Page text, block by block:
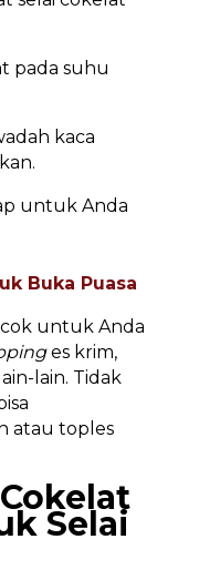
pada suhu
kaca
untuk Anda
Buka Puasa
untuk Anda
es krim,
lain. Tidak
atau toples
Selai